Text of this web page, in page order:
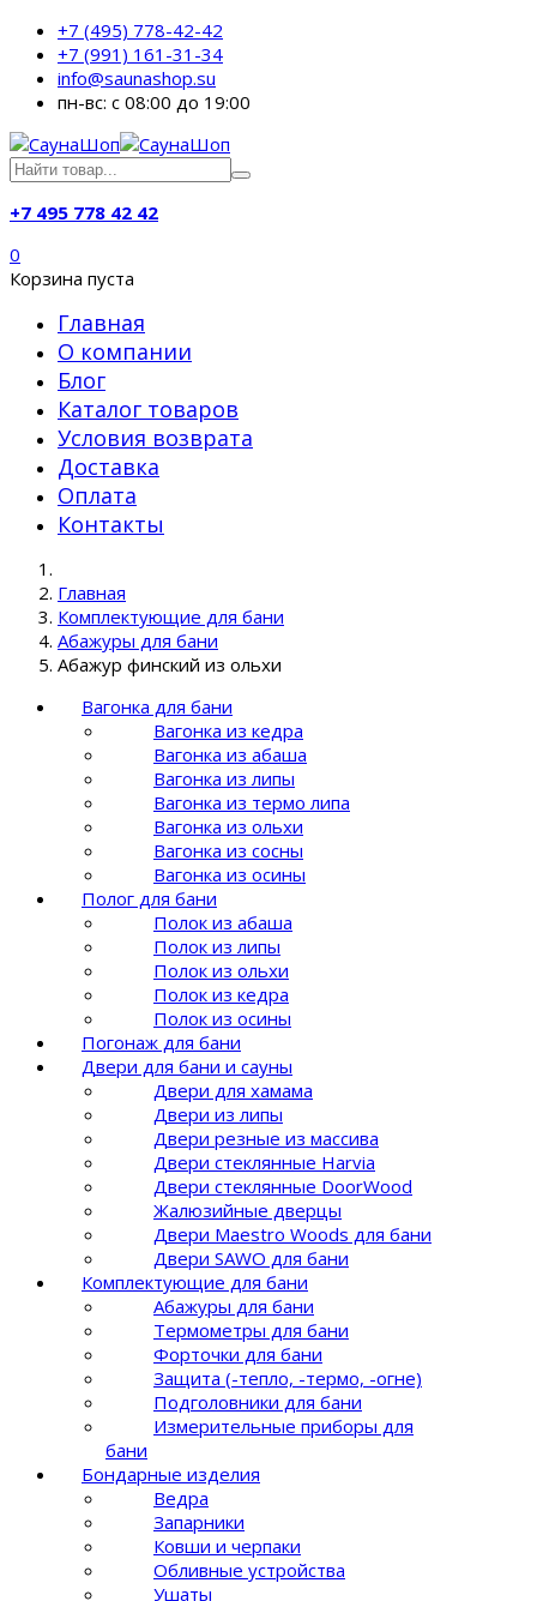
+7 (495) 778-42-42
+7 (991) 161-31-34
info@saunashop.su
пн-вс: с 08:00 до 19:00
+7 495 778 42 42
0
Корзина пуста
Главная
О компании
Блог
Каталог товаров
Условия возврата
Доставка
Оплата
Контакты
Главная
Комплектующие для бани
Абажуры для бани
Абажур финский из ольхи
Вагонка для бани
Вагонка из кедра
Вагонка из абаша
Вагонка из липы
Вагонка из термо липа
Вагонка из ольхи
Вагонка из сосны
Вагонка из осины
Полог для бани
Полок из абаша
Полок из липы
Полок из ольхи
Полок из кедра
Полок из осины
Погонаж для бани
Двери для бани и сауны
Двери для хамама
Двери из липы
Двери резные из массива
Двери стеклянные Harvia
Двери стеклянные DoorWood
Жалюзийные дверцы
Двери Maestro Woods для бани
Двери SAWO для бани
Комплектующие для бани
Абажуры для бани
Термометры для бани
Форточки для бани
Защита (-тепло, -термо, -огне)
Подголовники для бани
Измерительные приборы для
бани
Бондарные изделия
Ведра
Запарники
Ковши и черпаки
Обливные устройства
Ушаты